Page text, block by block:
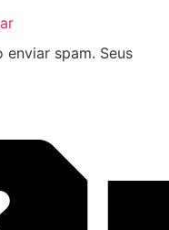
spam. Seus